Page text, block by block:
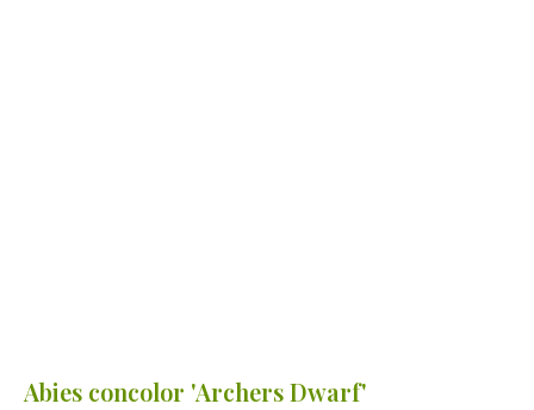
Abies concolor 'Archers Dwarf'